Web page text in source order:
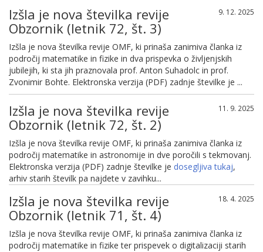
9. 12. 2025
Izšla je nova številka revije
Obzornik (letnik 72, št. 3)
Izšla je nova številka revije OMF, ki prinaša zanimiva članka iz
področij matematike in fizike in dva prispevka o življenjskih
jubilejih, ki sta jih praznovala prof. Anton Suhadolc in prof.
Zvonimir Bohte. Elektronska verzija (PDF) zadnje številke je ...
11. 9. 2025
Izšla je nova številka revije
Obzornik (letnik 72, št. 2)
Izšla je nova številka revije OMF, ki prinaša zanimiva članka iz
področij matematike in astronomije in dve poročili s tekmovanj.
Elektronska verzija (PDF) zadnje številke je dosegljiva tukaj,
arhiv starih številk pa najdete v zavihku...
18. 4. 2025
Izšla je nova številka revije
Obzornik (letnik 71, št. 4)
Izšla je nova številka revije OMF, ki prinaša zanimiva članka iz
področij matematike in fizike ter prispevek o digitalizaciji starih